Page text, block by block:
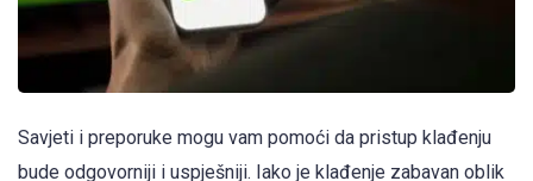
Savjeti i preporuke mogu vam pomoći da pristup klađenju
bude odgovorniji i uspješniji. Iako je klađenje zabavan oblik